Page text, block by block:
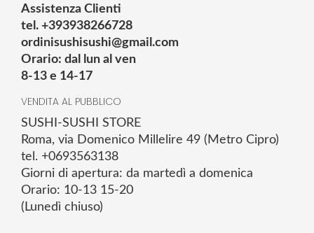
Assistenza Clienti
tel. +393938266728
ordinisushisushi@gmail.com
Orario: dal lun al ven
8-13 e 14-17
VENDITA AL PUBBLICO
SUSHI-SUSHI STORE
Roma, via Domenico Millelire 49 (Metro Cipro)
tel. +0693563138
Giorni di apertura: da martedì a domenica
Orario: 10-13 15-20
(Lunedì chiuso)